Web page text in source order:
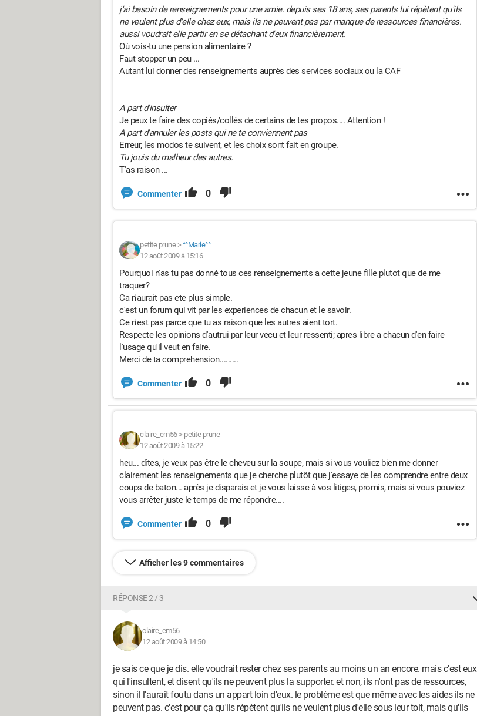
j'ai besoin de renseignements pour une amie. depuis ses 18 ans, ses parents lui répètent qu'ils
ne veulent plus d'elle chez eux, mais ils ne peuvent pas par manque de ressources financières.
aussi voudrait elle partir en se détachant d'eux financièrement.
Où vois-tu une pension alimentaire ?
Faut stopper un peu ...
Autant lui donner des renseignements auprès des services sociaux ou la CAF
A part d'insulter
Je peux te faire des copiés/collés de certains de tes propos.... Attention !
A part d'annuler les posts qui ne te conviennent pas
Erreur, les modos te suivent, et les choix sont fait en groupe.
Tu jouis du malheur des autres.
T'as raison ...
Commenter 0
petite prune> ^^Marie^^
12 août 2009 à 15:16
Pourquoi n'as tu pas donné tous ces renseignements a cette jeune fille plutot que de me
traquer?
Ca n'aurait pas ete plus simple.
c'est un forum qui vit par les experiences de chacun et le savoir.
Ce n'est pas parce que tu as raison que les autres aient tort.
Respecte les opinions d'autrui par leur vecu et leur ressenti; apres libre a chacun d'en faire
l'usage qu'il veut en faire.
Merci de ta comprehension.........
Commenter 0
claire_em56> petite prune
12 août 2009 à 15:22
heu... dîtes, je veux pas être le cheveu sur la soupe, mais si vous vouliez bien me donner
clairement les renseignements que je cherche plutôt que j'essaye de les comprendre entre deux
coups de baton... après je disparais et je vous laisse à vos litiges, promis, mais si vous pouviez
vous arrêter juste le temps de me répondre....
Commenter 0
Afficher les 9 commentaires
RÉPONSE 2 / 3
claire_em56
12 août 2009 à 14:50
je sais ce que je dis. elle voudrait rester chez ses parents au moins un an encore. mais c'est eux
qui l'insultent, et disent qu'ils ne peuvent plus la supporter. et non, ils n'ont pas de ressources,
sinon il l'aurait foutu dans un appart loin d'eux. le problème est que même avec les aides ils ne
peuvent pas. c'est pour ça qu'ils répètent qu'ils ne veulent plus d'elle sous leur toit, mais qu'ils